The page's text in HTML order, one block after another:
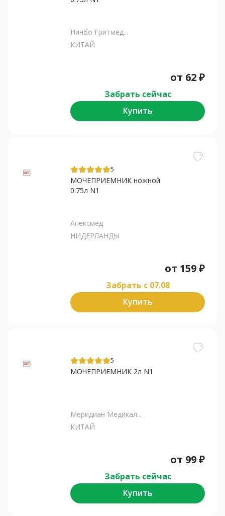
Нинбо Гритмед...
КИТАЙ
от 62₽
Забрать сейчас
Купить
5
МОЧЕПРИЕМНИК ножной
0.75л N1
Апексмед
НИДЕРЛАНДЫ
от 159₽
Забрать c 07.08
Купить
5
МОЧЕПРИЕМНИК 2л N1
Меридиан Медикал...
КИТАЙ
от 99₽
Забрать сейчас
Купить